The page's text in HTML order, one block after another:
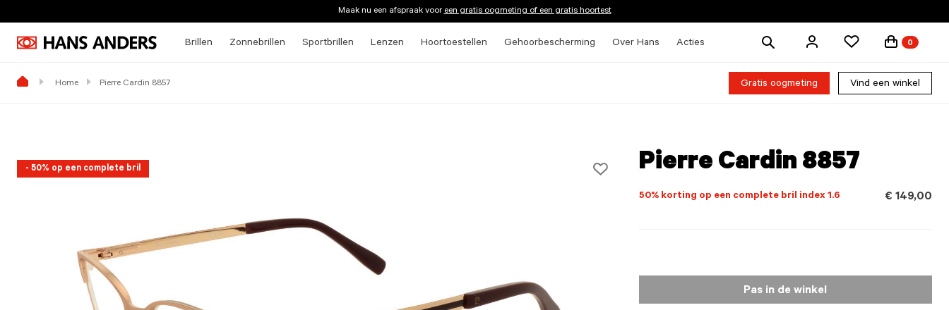
Maak nu een afspraak vooreen gratis oogmeting of een gratis hoortest
Brillen Zonnebrillen Sportbrillen Lenzen Hoortoestellen Gehoorbescherming Over Hans Acties
Zoek
0
Home Pierre Cardin 8857 Gratis oogmeting Vind een winkel
- 50% op een complete bril Pierre Cardin 8857
50% korting op een complete bril index 1.6 € 149,00
Pas in de winkel